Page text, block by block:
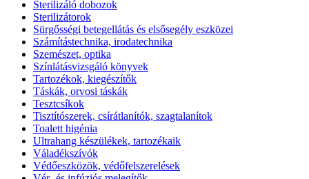
Sterilizáló dobozok
Sterilizátorok
Sürgősségi betegellátás és elsősegély eszközei
Számítástechnika, irodatechnika
Szemészet, optika
Színlátásvizsgáló könyvek
Tartozékok, kiegészítők
Táskák, orvosi táskák
Tesztcsíkok
Tisztítószerek, csírátlanítók, szagtalanítok
Toalett higénia
Ultrahang készülékek, tartozékaik
Váladékszívók
Védőeszközök, védőfelszerelések